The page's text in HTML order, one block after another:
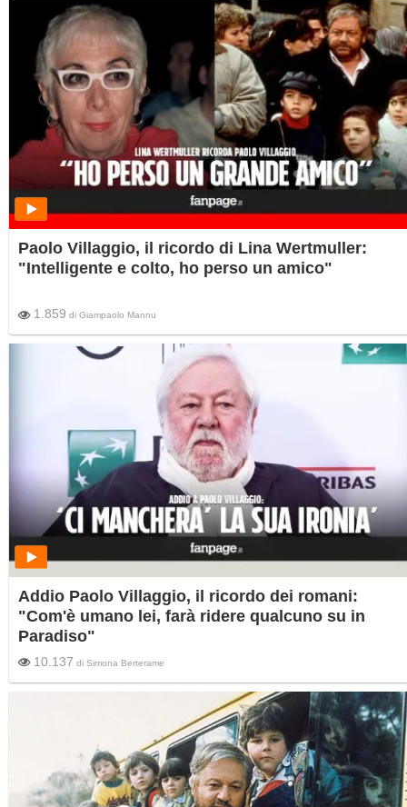
Paolo Villaggio, il ricordo di Lina Wertmuller:
"Intelligente e colto, ho perso un amico"
1.859 di Giampaolo Mannu
Addio Paolo Villaggio, il ricordo dei romani:
"Com'è umano lei, farà ridere qualcuno su in
Paradiso"
10.137 di Simona Berterame